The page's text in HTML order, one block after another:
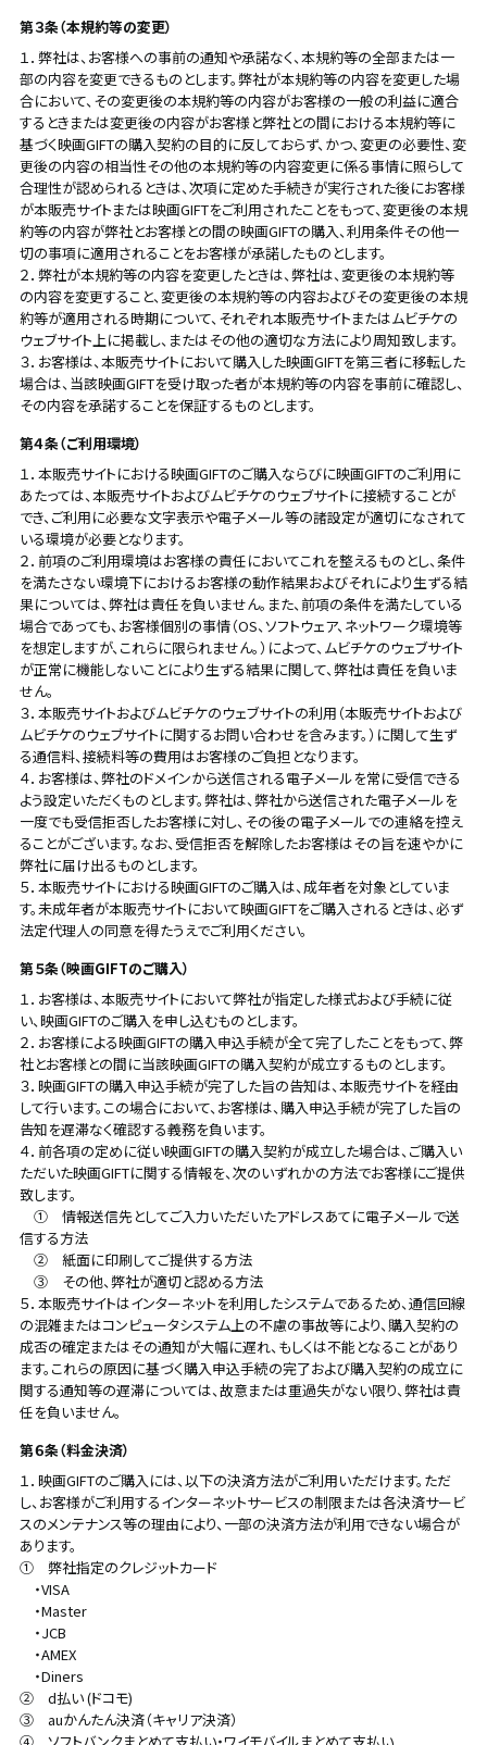
第３条（本規約等の変更）
１．弊社は、お客様への事前の通知や承諾なく、本規約等の全部または一
部の内容を変更できるものとします。弊社が本規約等の内容を変更した場
合において、その変更後の本規約等の内容がお客様の一般の利益に適合
するときまたは変更後の内容がお客様と弊社との間における本規約等に
基づく映画GIFTの購入契約の目的に反しておらず、かつ、変更の必要性、変
更後の内容の相当性その他の本規約等の内容変更に係る事情に照らして
合理性が認められるときは、次項に定めた手続きが実行された後にお客様
が本販売サイトまたは映画GIFTをご利用されたことをもって、変更後の本規
約等の内容が弊社とお客様との間の映画GIFTの購入、利用条件その他一
切の事項に適用されることをお客様が承諾したものとします。
２．弊社が本規約等の内容を変更したときは、弊社は、変更後の本規約等
の内容を変更すること、変更後の本規約等の内容およびその変更後の本規
約等が適用される時期について、それぞれ本販売サイトまたはムビチケの
ウェブサイト上に掲載し、またはその他の適切な方法により周知致します。
３．お客様は、本販売サイトにおいて購入した映画GIFTを第三者に移転した
場合は、当該映画GIFTを受け取った者が本規約等の内容を事前に確認し、
その内容を承諾することを保証するものとします。
第４条（ご利用環境）
１．本販売サイトにおける映画GIFTのご購入ならびに映画GIFTのご利用に
あたっては、本販売サイトおよびムビチケのウェブサイトに接続することが
でき、ご利用に必要な文字表示や電子メール等の諸設定が適切になされて
いる環境が必要となります。
２．前項のご利用環境はお客様の責任においてこれを整えるものとし、条件
を満たさない環境下におけるお客様の動作結果およびそれにより生ずる結
果については、弊社は責任を負いません。また、前項の条件を満たしている
場合であっても、お客様個別の事情（OS、ソフトウェア、ネットワーク環境等
を想定しますが、これらに限られません。）によって、ムビチケのウェブサイト
が正常に機能しないことにより生ずる結果に関して、弊社は責任を負いま
せん。
３．本販売サイトおよびムビチケのウェブサイトの利用（本販売サイトおよび
ムビチケのウェブサイトに関するお問い合わせを含みます。）に関して生ず
る通信料、接続料等の費用はお客様のご負担となります。
４．お客様は、弊社のドメインから送信される電子メールを常に受信できる
よう設定いただくものとします。弊社は、弊社から送信された電子メールを
一度でも受信拒否したお客様に対し、その後の電子メールでの連絡を控え
ることがございます。なお、受信拒否を解除したお客様はその旨を速やかに
弊社に届け出るものとします。
５．本販売サイトにおける映画GIFTのご購入は、成年者を対象としていま
す。未成年者が本販売サイトにおいて映画GIFTをご購入されるときは、必ず
法定代理人の同意を得たうえでご利用ください。
第５条（映画GIFTのご購入）
１．お客様は、本販売サイトにおいて弊社が指定した様式および手続に従
い、映画GIFTのご購入を申し込むものとします。
２．お客様による映画GIFTの購入申込手続が全て完了したことをもって、弊
社とお客様との間に当該映画GIFTの購入契約が成立するものとします。
３．映画GIFTの購入申込手続が完了した旨の告知は、本販売サイトを経由
して行います。この場合において、お客様は、購入申込手続が完了した旨の
告知を遅滞なく確認する義務を負います。
４．前各項の定めに従い映画GIFTの購入契約が成立した場合は、ご購入い
ただいた映画GIFTに関する情報を、次のいずれかの方法でお客様にご提供
致します。
① 情報送信先としてご入力いただいたアドレスあてに電子メールで送
信する方法
② 紙面に印刷してご提供する方法
③ その他、弊社が適切と認める方法
５．本販売サイトはインターネットを利用したシステムであるため、通信回線
の混雑またはコンピュータシステム上の不慮の事故等により、購入契約の
成否の確定またはその通知が大幅に遅れ、もしくは不能となることがあり
ます。これらの原因に基づく購入申込手続の完了および購入契約の成立に
関する通知等の遅滞については、故意または重過失がない限り、弊社は責
任を負いません。
第６条（料金決済）
１．映画GIFTのご購入には、以下の決済方法がご利用いただけます。ただ
し、お客様がご利用するインターネットサービスの制限または各決済サービ
スのメンテナンス等の理由により、一部の決済方法が利用できない場合が
あります。
① 弊社指定のクレジットカード
・VISA
・Master
・JCB
・AMEX
・Diners
② d払い (ドコモ)
③ auかんたん決済（キャリア決済）